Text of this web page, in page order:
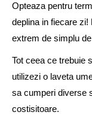
Opteaza pentru
deplina in fiecare
extrem de simplu
Tot ceea ce trebuie
utilizezi o laveta
sa cumperi diverse
costisitoare.